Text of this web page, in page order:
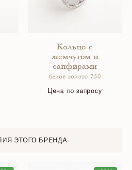
Кольцо с
жемчугом и
сапфирами
белое золото 750
Цена по запросу
ЭТОГО БРЕНДА